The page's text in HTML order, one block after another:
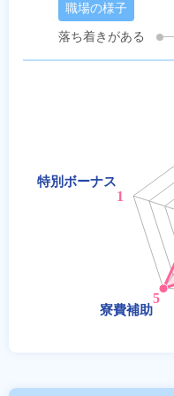
職場の様子
落ち着きがある